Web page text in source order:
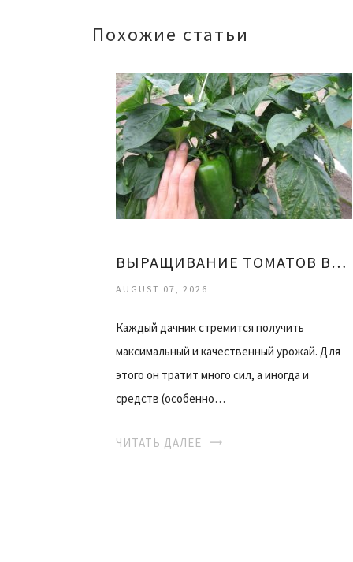
Похожие статьи
ВЫРАЩИВАНИЕ ТОМАТОВ ВИДЕО
AUGUST 07, 2026
Каждый дачник стремится получить
максимальный и качественный урожай. Для
этого он тратит много сил, а иногда и
средств (особенно…
ЧИТАТЬ ДАЛЕЕ